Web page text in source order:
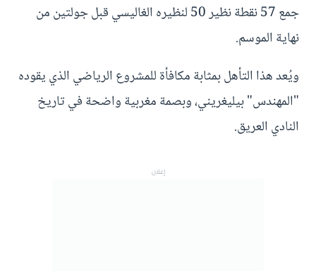
جمع 57 نقطة نظير 50 لنظيره الغاليسي قبل جولتين من
نهاية الموسم.
ويُعد هذا التأهل بمثابة مكافأة للمشروع الرياضي الذي يقوده
"المهندس" بيليغريني، وبصمة مغربية واضحة في تاريخ
النادي العريق.
إعلان